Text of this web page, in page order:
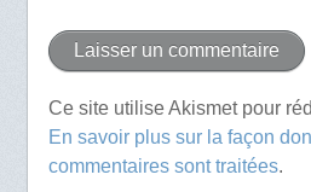
Ce site utilise Akismet pour
En savoir plus sur la façon
commentaires sont traitées.